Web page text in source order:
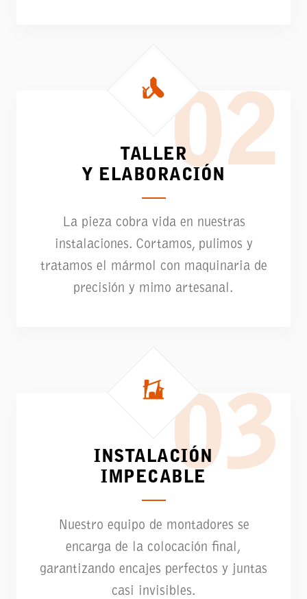
02
TALLER
Y ELABORACIÓN
La pieza cobra vida en nuestras
instalaciones. Cortamos, pulimos y
tratamos el mármol con maquinaria de
precisión y mimo artesanal.
03
INSTALACIÓN
IMPECABLE
Nuestro equipo de montadores se
encarga de la colocación final,
garantizando encajes perfectos y juntas
casi invisibles.